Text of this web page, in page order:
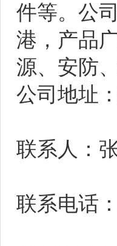
件等。公
港，产品
源、安防
公司地址
联系人：
联系电话